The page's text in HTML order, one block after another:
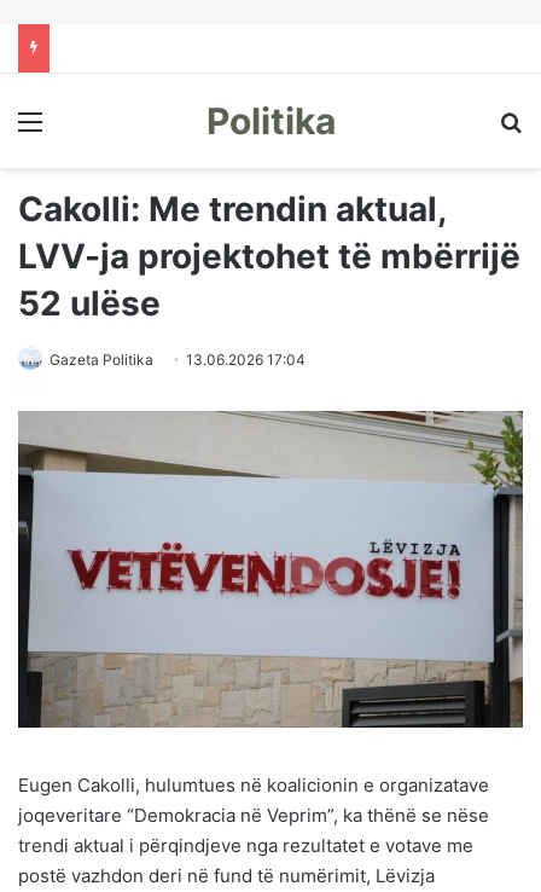
Menu Politika
Cakolli: Me trendin aktual,
LVV-ja projektohet të mbërrijë
52 ulëse
Gazeta Politika 13.06.2026 17:04
Eugen Cakolli, hulumtues në koalicionin e organizatave
joqeveritare “Demokracia në Veprim”, ka thënë se nëse
trendi aktual i përqindjeve nga rezultatet e votave me
postë vazhdon deri në fund të numërimit, Lëvizja